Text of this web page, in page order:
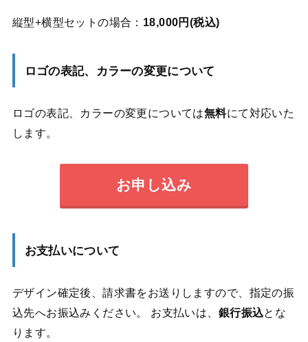
縦型+横型セットの場合： 18,000円(税込)
ロゴの表記、カラーの変更について
ロゴの表記、カラーの変更については無料にて対応いた
します。
お申し込み
お支払いについて
デザイン確定後、請求書をお送りしますので、指定の振
込先へお振込みください。 お支払いは、 銀行振込とな
ります。